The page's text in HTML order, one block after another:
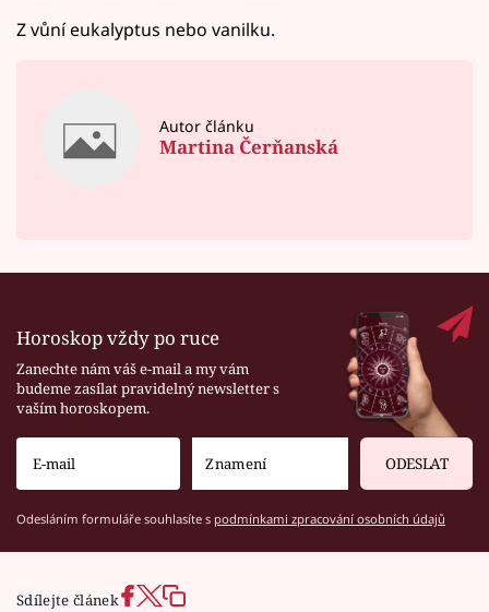
Z vůní eukalyptus nebo vanilku.
Autor článku
Martina Čerňanská
Horoskop vždy po ruce
Zanechte nám váš e-mail a my vám
budeme zasílat pravidelný newsletter s
vaším horoskopem.
ODESLAT
Odesláním formuláře souhlasíte s podmínkami zpracování osobních údajů
Sdílejte článek